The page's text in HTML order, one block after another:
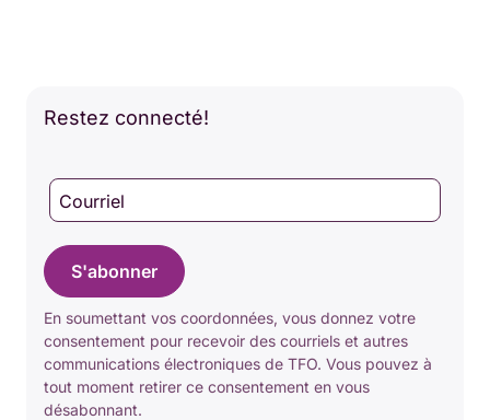
Restez connecté!
Courriel
S'abonner
En soumettant vos coordonnées, vous donnez votre
consentement pour recevoir des courriels et autres
communications électroniques de TFO. Vous pouvez à
tout moment retirer ce consentement en vous
désabonnant.